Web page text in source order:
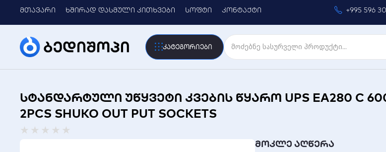
მთავარი ხშირად დასმული კითხვები სოფტი კონტაქტი +995 596
კატეგორიები
სტანდარტული უწყვეტი კვების წყარო UPS EA280 C
2PCS SHUKO OUT PUT SOCKETS
★ ★ ★ ★ ★
მოკლე აღწერა